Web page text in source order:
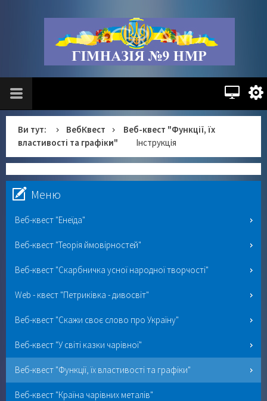
Ви тут: ВебКвест
Веб-квест "Функції, їх
властивості та графіки"
Інструкція
Меню
Веб-квест "Енеїда"
Веб-квест "Теорія ймовірностей"
Веб-квест "Скарбничка усної народної творчості"
Web - квест "Петриківка - дивосвіт"
Веб-квест "Скажи своє слово про Україну"
Веб-квест "У світі казки чарівної"
Веб-квест "Функції, їх властивості та графіки"
Веб-квест "Країна чарівних металів"